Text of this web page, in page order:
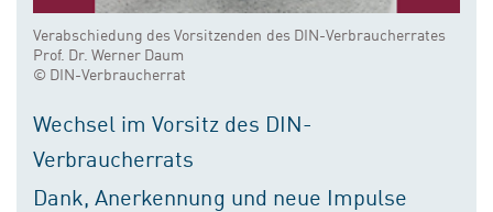
Verabschiedung des Vorsitzenden des DIN-Verbraucherrates
Prof. Dr. Werner Daum
© DIN-Verbraucherrat
Wechsel im Vorsitz des DIN-
Verbraucherrats
Dank, Anerkennung und neue Impulse